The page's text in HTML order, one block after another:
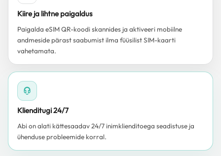
Kiire ja lihtne paigaldus
Paigalda eSIM QR-koodi skannides ja aktiveeri mobiilne
andmeside pärast saabumist ilma füüsilist SIM-kaarti
vahetamata.
Klienditugi 24/7
Abi on alati kättesaadav 24/7 inimklienditoega seadistuse ja
ühenduse probleemide korral.